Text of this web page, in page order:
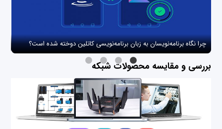
چرا نگاه برنامه‌نویسان به زبان برنامه‌نویسی کاتلین دوخته شده است؟
بررسی و مقایسه محصولات شبکه